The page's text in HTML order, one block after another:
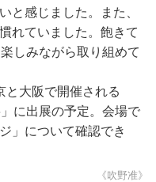
と感じました。また、
れていました。飽きて
しみながら取り組めて
大阪で開催される
に出展の予定。会場で
」について確認でき
《吹野准》